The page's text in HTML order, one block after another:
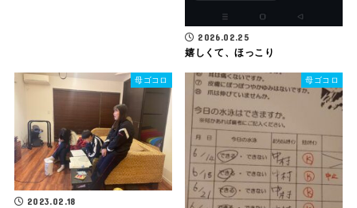
2026.02.25
嬉しくて、ほっこり
母ゴコロ
2023.02.18
母ゴコロ